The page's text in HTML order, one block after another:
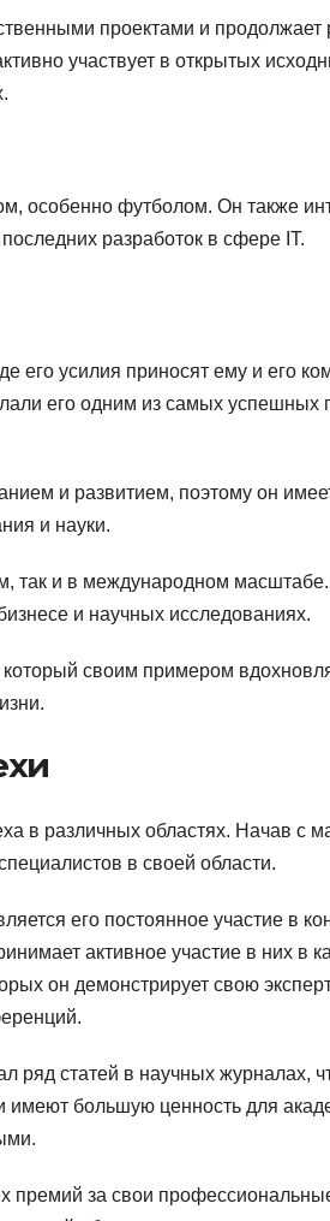
проектами и
участвует в открытых
особенно футболом. Он также
разработок в сфере IT.
его усилия приносят ему и его
его одним из самых успешных
и развитием, поэтому он
и науки.
так и в международном
и научных исследованиях.
своим примером
в различных областях. Начав с
в своей области.
его постоянное участие в
активное участие в них в
он демонстрирует свою
ряд статей в научных журналах,
имеют большую ценность для
премий за свои